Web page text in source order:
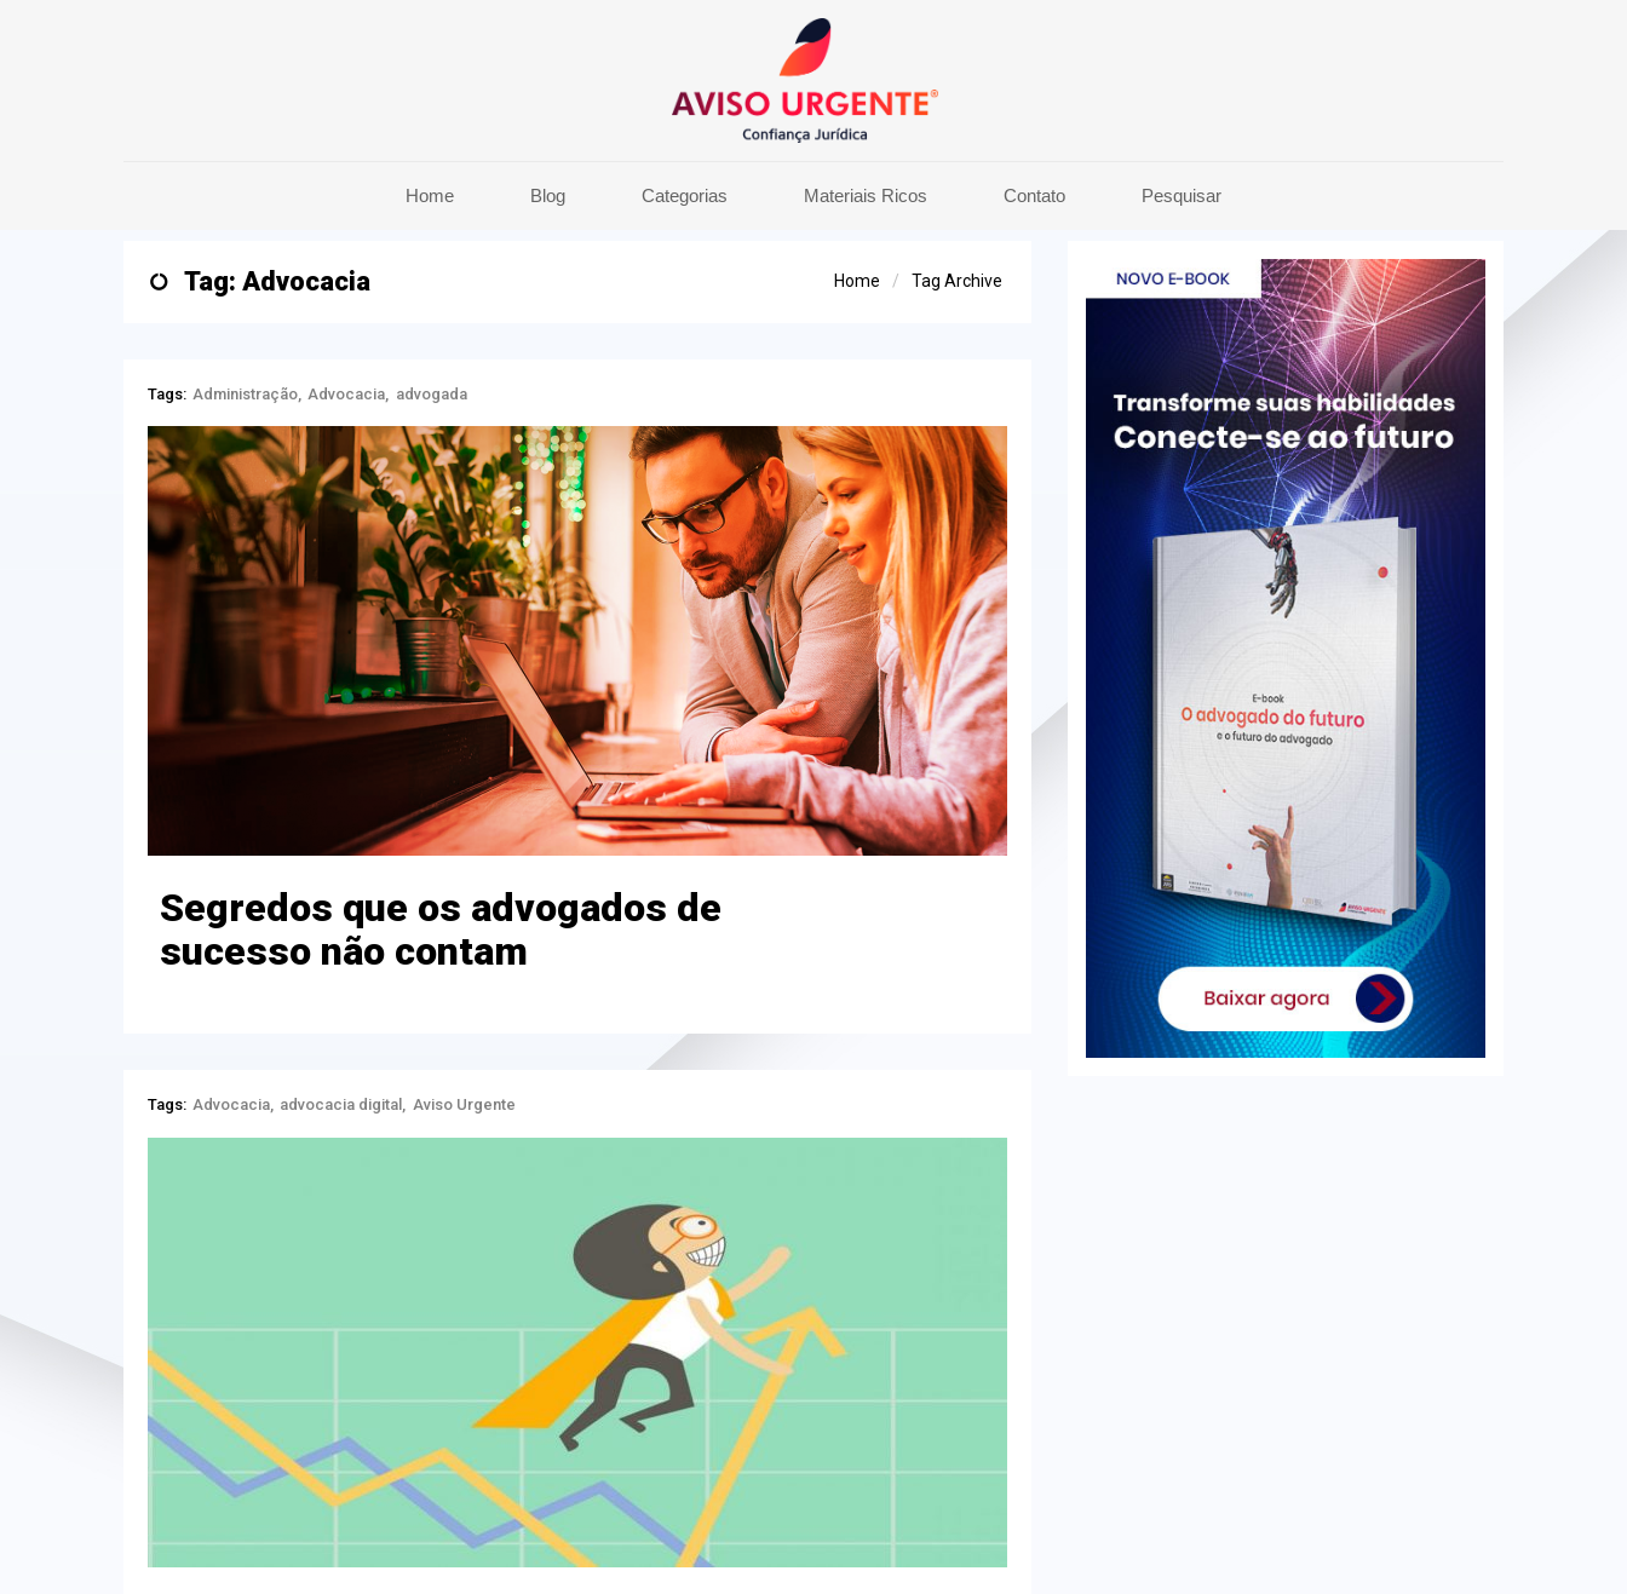
Home Blog Categorias Materiais Ricos Contato Pesquisar
Home Tag Archive
Tag: Advocacia
Tags: Administração Advocacia advogada
Segredos que os advogados de
sucesso não contam
Tags: Advocacia advocacia digital Aviso Urgente